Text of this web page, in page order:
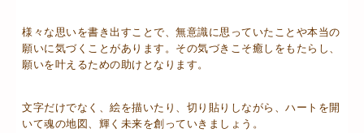
様々な思いを書き出すことで、無意識に思っていたことや本当の
願いに気づくことがあります。その気づきこそ癒しをもたらし、
願いを叶えるための助けとなります。
文字だけでなく、絵を描いたり、切り貼りしながら、ハートを開
いて魂の地図、輝く未来を創っていきましょう。